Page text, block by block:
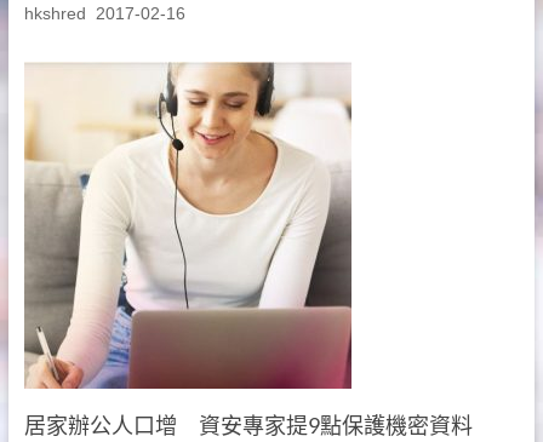
hkshred 2017-02-16
居家辦公人口增 資安專家提9點保護機密資料